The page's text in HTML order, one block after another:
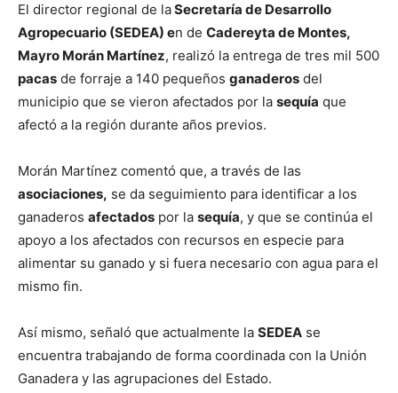
El director regional de laSecretaría de Desarrollo
Agropecuario (SEDEA) en de Cadereyta de Montes,
Mayro Morán Martínez, realizó la entrega de tres mil 500
pacas de forraje a 140 pequeños ganaderos del
municipio que se vieron afectados por la sequía que
afectó a la región durante años previos.
Morán Martínez comentó que, a través de las
asociaciones, se da seguimiento para identificar a los
ganaderos afectados por la sequía, y que se continúa el
apoyo a los afectados con recursos en especie para
alimentar su ganado y si fuera necesario con agua para el
mismo fin.
Así mismo, señaló que actualmente la SEDEA se
encuentra trabajando de forma coordinada con la Unión
Ganadera y las agrupaciones del Estado.